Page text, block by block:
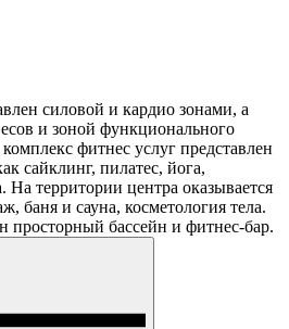
силовой и кардио зонами, а
и зоной функционального
фитнес услуг представлен
сайклинг, пилатес, йога,
На территории центра оказывается
баня и сауна, косметология тела.
просторный бассейн и фитнес-бар.